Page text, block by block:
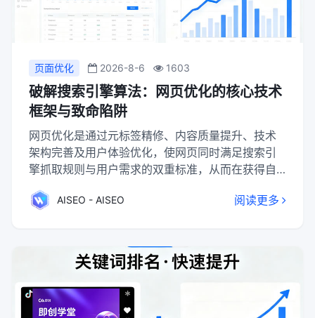
页面优化 2026-8-6 1603
破解搜索引擎算法：网页优化的核心技术
框架与致命陷阱
网页优化是通过元标签精修、内容质量提升、技术
架构完善及用户体验优化，使网页同时满足搜索引
擎抓取规则与用户需求的双重标准，从而在获得自
需严格规避关键词堆砌等作弊行为以保障长期稳定
AISEO - AISEO 阅读更多